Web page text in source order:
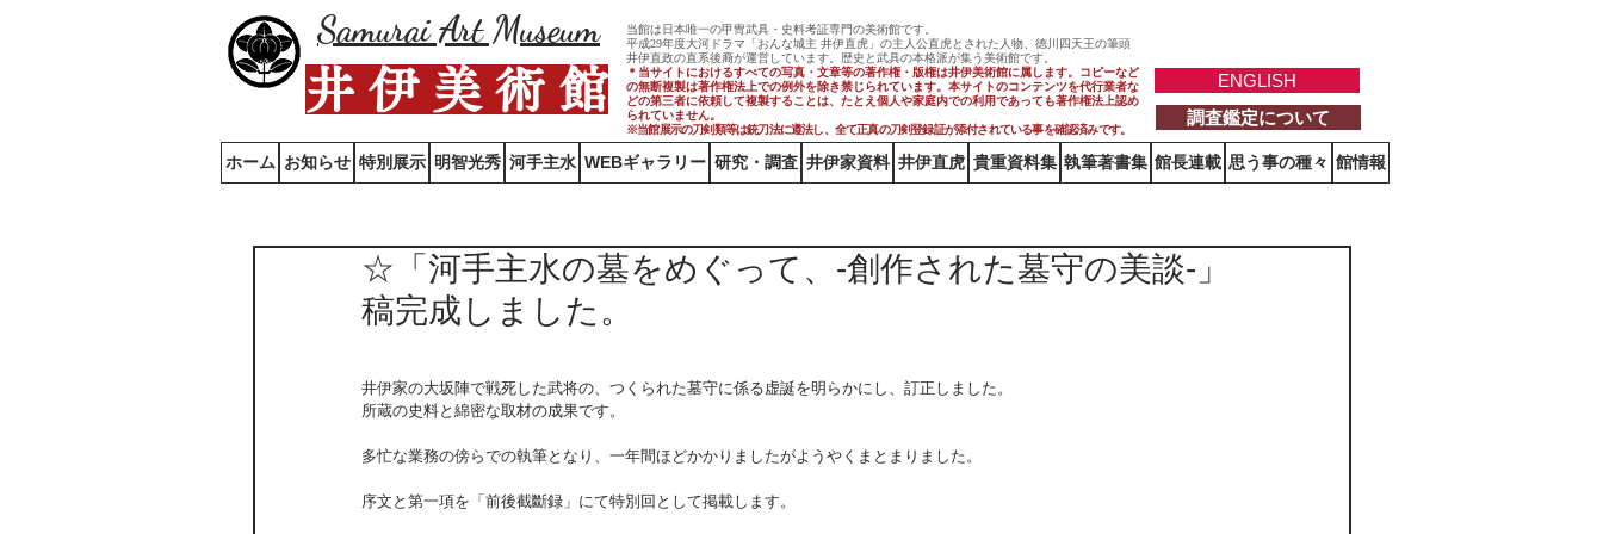
Samurai Art Museum
井 伊 美 術 館
当館は日本唯一の甲冑武具・史料考証専門の美術館です。
平成29年度大河ドラマ「おんな城主 井伊直虎」の主人公直虎とされた人物、徳川四天王の筆頭
井伊直政の直系後裔が運営しています。歴史と武具の本格派が集う美術館です。
＊当サイトにおけるすべての写真・文章等の著作権・版権は井伊美術館に属します。コピーなど
の無断複製は著作権法上での例外を除き禁じられています。本サイトのコンテンツを代行業者な
どの第三者に依頼して複製することは、たとえ個人や家庭内での利用であっても著作権法上認め
られていません。
※当館展示の刀剣類等は銃刀法に遵法し、​全て正真の刀剣登録証が添付されている事を確認済みです。
ENGLISH
調査鑑定について
ホーム お知らせ 特別展示 明智光秀 河手主水 WEBギャラリー 研究・調査 井伊家資料 井伊直虎 貴重資料集 執筆著書集 館長連載 思う事の種々 館情報
☆「河手主水の墓をめぐって、-創作された墓守の美談-」
稿完成しました。
井伊家の大坂陣で戦死した武将の、つくられた墓守に係る虚誕を明らかにし、訂正しました。
所蔵の史料と綿密な取材の成果です。
多忙な業務の傍らでの執筆となり、一年間ほどかかりましたがようやくまとまりました。
序文と第一項を「前後截斷録」にて特別回として掲載します。